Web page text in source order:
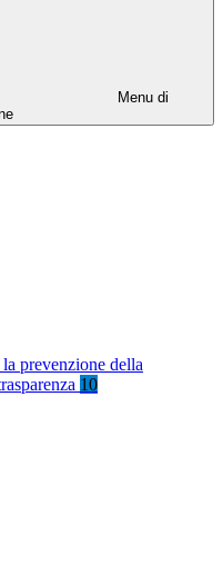
Menu di
prevenzione della
10